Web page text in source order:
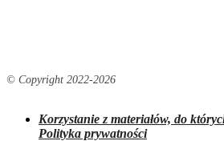
© Copyright 2022-2026
Korzystanie z materiałów, do
Polityka prywatności